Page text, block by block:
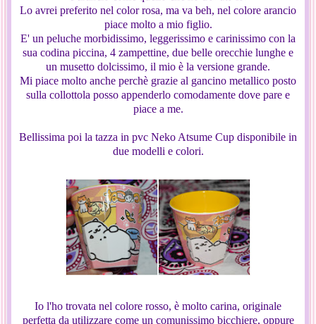
Lo avrei preferito nel color rosa, ma va beh, nel colore arancio
piace molto a mio figlio.
E' un peluche morbidissimo, leggerissimo e carinissimo con la
sua codina piccina, 4 zampettine, due belle orecchie lunghe e
un musetto dolcissimo, il mio è la versione grande.
Mi piace molto anche perchè grazie al gancino metallico posto
sulla collottola posso appenderlo comodamente dove pare e
piace a me.
Bellissima poi la tazza in pvc Neko Atsume Cup disponibile in
due modelli e colori.
Io l'ho trovata nel colore rosso, è molto carina, originale
perfetta da utilizzare come un comunissimo bicchiere, oppure